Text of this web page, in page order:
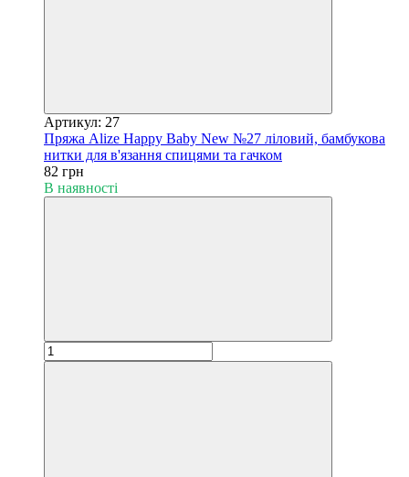
Артикул: 27
Пряжа Alize Happy Baby New №27 ліловий, бамбукова
нитки для в'язання спицями та гачком
82 грн
В наявності